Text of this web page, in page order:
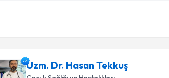
Uzm. Dr. Hasan Tekkuş